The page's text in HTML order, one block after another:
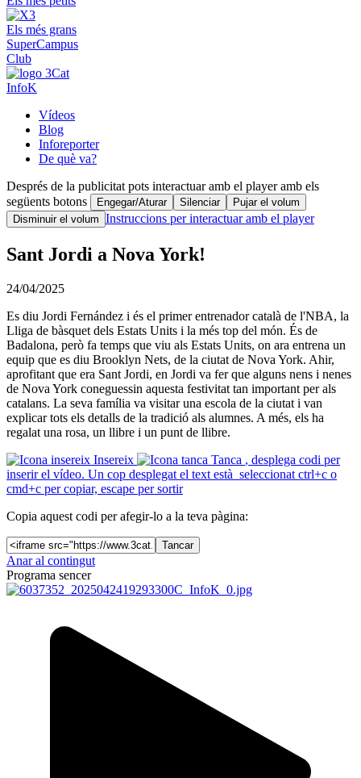
Els més grans
SuperCampus
Club
InfoK
Vídeos
Blog
Inforeporter
De què va?
Després de la publicitat pots interactuar amb el player amb els
següents botons
Engegar/Aturar Silenciar
Pujar el volum
Disminuir el volum Instruccions per interactuar amb el player
Sant Jordi a Nova York!
24/04/2025
Es diu Jordi Fernández i és el primer entrenador català de l'NBA, la
Lliga de bàsquet dels Estats Units i la més top del món. És de
Badalona, però fa temps que viu als Estats Units, on ara entrena un
equip que es diu Brooklyn Nets, de la ciutat de Nova York. Ahir,
aprofitant que era Sant Jordi, en Jordi va fer que alguns nens i nenes
de Nova York coneguessin aquesta festivitat tan important per als
catalans. La seva família va visitar una escola de la ciutat i van
explicar tots els detalls de la tradició als alumnes. A més, els ha
regalat una rosa, un llibre i un punt de llibre.
Insereix
Tanca , desplega codi per
inserir el vídeo. Un cop desplegat el text està seleccionat ctrl+c o
cmd+c per copiar, escape per sortir
Copia aquest codi per afegir-lo a la teva pàgina:
Tancar
Anar al contingut
Programa sencer